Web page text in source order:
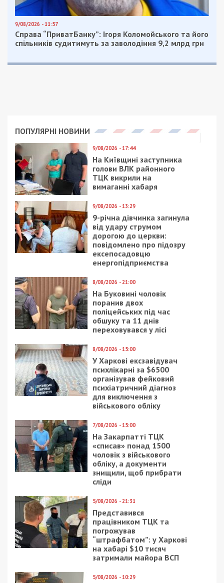
9/08/2026 - 11:57
Справа “ПриватБанку”: Ігоря Коломойського та його
спільників судитимуть за заволодіння 9,2 млрд грн
ПОПУЛЯРНІ НОВИНИ
9/08/2026 - 17:44
На Київщині заступника
голови ВЛК районного
ТЦК викрили на
вимаганні хабаря
9/08/2026 - 13:29
9-річна дівчинка загинула
від удару струмом
дорогою до церкви:
повідомлено про підозру
ексепосадовцю
енергопідприємства
8/08/2026 - 21:00
На Буковині чоловік
поранив двох
поліцейських під час
обшуку та 11 днів
переховувався у лісі
8/08/2026 - 15:00
У Харкові ексзавідувач
психлікарні за $6500
організував фейковий
психіатричний діагноз
для виключення з
військового обліку
7/08/2026 - 15:00
На Закарпатті ТЦК
«списав» понад 1500
чоловік з військового
обліку, а документи
знищили, щоб прибрати
сліди
5/08/2026 - 21:31
Представився
працівником ТЦК та
погрожував
“штрафбатом”: у Харкові
на хабарі $10 тисяч
затримали майора ВСП
5/08/2026 - 10:29